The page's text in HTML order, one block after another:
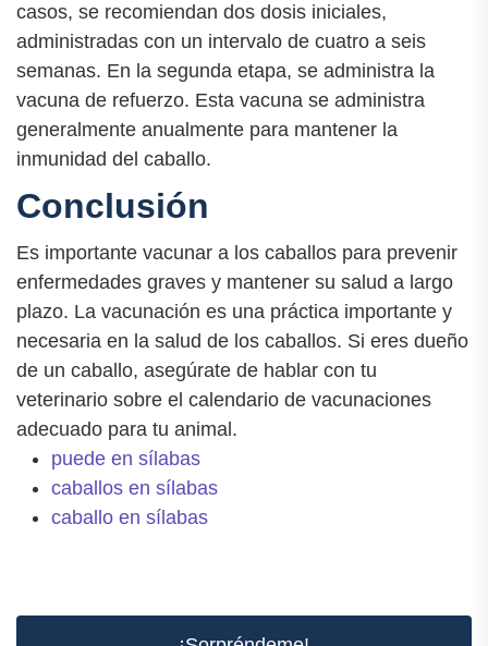
casos, se recomiendan dos dosis iniciales,
administradas con un intervalo de cuatro a seis
semanas. En la segunda etapa, se administra la
vacuna de refuerzo. Esta vacuna se administra
generalmente anualmente para mantener la
inmunidad del caballo.
Conclusión
Es importante vacunar a los caballos para prevenir
enfermedades graves y mantener su salud a largo
plazo. La vacunación es una práctica importante y
necesaria en la salud de los caballos. Si eres dueño
de un caballo, asegúrate de hablar con tu
veterinario sobre el calendario de vacunaciones
adecuado para tu animal.
puede en sílabas
caballos en sílabas
caballo en sílabas